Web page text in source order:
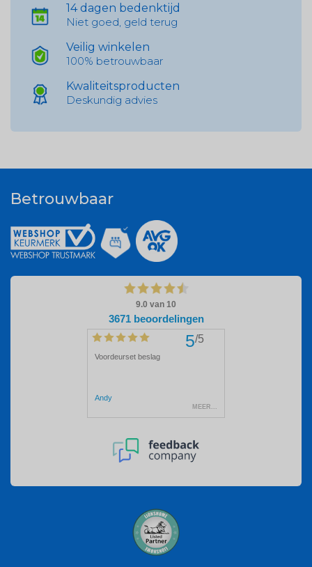
14 dagen bedenktijd
Niet goed, geld terug
Veilig winkelen
100% betrouwbaar
Kwaliteitsproducten
Deskundig advies
Betrouwbaar